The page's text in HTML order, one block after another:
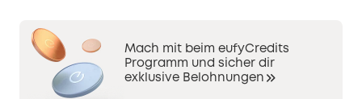
Mach mit beim eufyCredits
Programm und sicher dir
exklusive Belohnungen